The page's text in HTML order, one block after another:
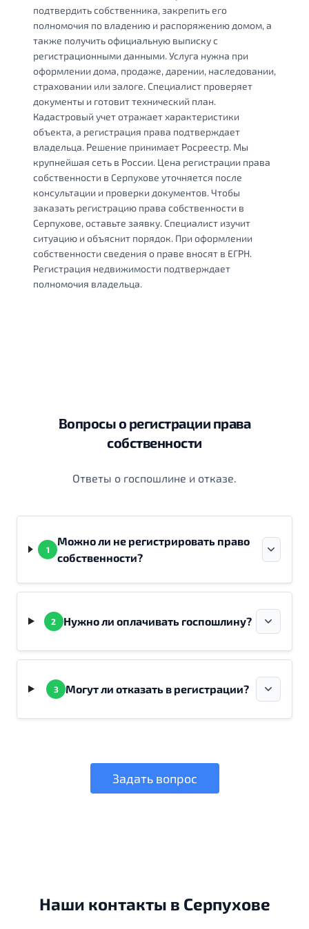
подтвердить собственника, закрепить его
полномочия по владению и распоряжению домом, а
также получить официальную выписку с
регистрационными данными. Услуга нужна при
оформлении дома, продаже, дарении, наследовании,
страховании или залоге. Специалист проверяет
документы и готовит технический план.
Кадастровый учет отражает характеристики
объекта, а регистрация права подтверждает
владельца. Решение принимает Росреестр. Мы
крупнейшая сеть в России. Цена регистрации права
собственности в Серпухове уточняется после
консультации и проверки документов. Чтобы
заказать регистрацию права собственности в
Серпухове, оставьте заявку. Специалист изучит
ситуацию и объяснит порядок. При оформлении
собственности сведения о праве вносят в ЕГРН.
Регистрация недвижимости подтверждает
полномочия владельца.
Вопросы о регистрации права
собственности
Ответы о госпошлине и отказе.
1
Можно ли не регистрировать право
собственности?
2 Нужно ли оплачивать госпошлину?
3 Могут ли отказать в регистрации?
Задать вопрос
Наши контакты в Серпухове